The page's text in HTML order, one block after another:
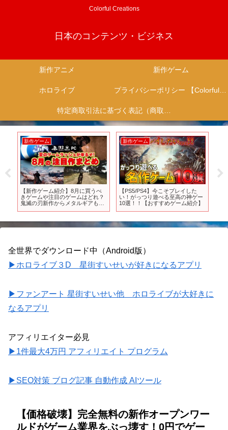
Colorful Creations
日本のコンテンツ・ビジネス
新作アニメ 新作ゲーム
ホロライブ プライバシーポリシー 【Colorful Creation】
特定商取引法に基づく表記（商取引に関する開示）
新作ゲーム
【新作ゲーム紹介】8月に買うべ
きゲームや注目のゲームはどれ？
鬼滅の刃新作からメタルギアも！
ソフト】
新作ゲーム
【PS5/PS4】今こそプレイした
い！がっつり遊べる至高の神ゲー
10選！！【おすすめゲーム紹介】
全世界でダウンロード中（Android版）
▶ホロライブ３D 星街すいせいが好きになるアプリ
▶ファンアート 星街すいせい他 ホロライブが大好きに
なるアプリ
アフィリエイター必見
▶1件最大4万円 アフィリエイト プログラム
▶SEO対策 ブログ記事 自動作成 AIツール
【価格破壊】完全無料の新作オープンワー
ルドがゲーム業界をぶっ壊す！0円でゲー